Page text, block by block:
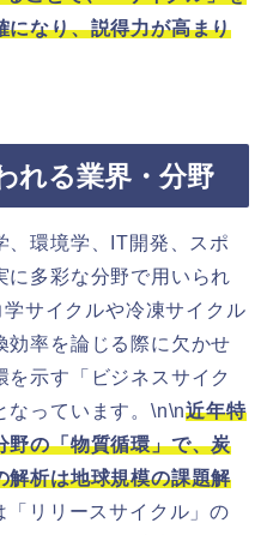
になり、説得力が高まり
れる業界・分野
、環境学、IT開発、スポ
に多彩な分野で用いられ
サイクルや冷凍サイクル
効率を論じる際に欠かせ
を示す「ビジネスサイク
なっています。\n\n近年特
野の「物質循環」で、炭
解析は地球規模の課題解
「リリースサイクル」の